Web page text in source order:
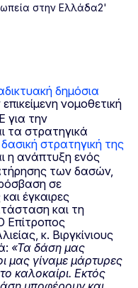
στην Ελλάδα2'
δημόσια
νομοθετική
για την
τα στρατηγικά
δασική στρατηγική της
η ανάπτυξη ενός
των δασών,
σε
έγκαιρες
και τη
Επίτροπος
κ. Βιργκίνιους
«Τα δάση μας
μας γίναμε μάρτυρες
καλοκαίρι. Εκτός